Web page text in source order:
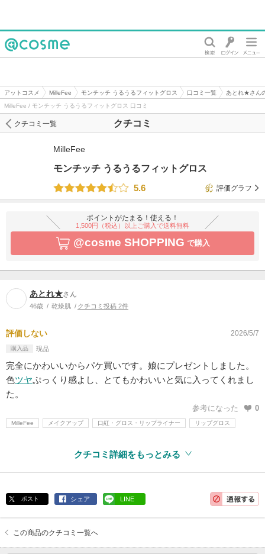
アットコスメ MilleFee モンチッチ うるうるフィットグロス 口コミ一覧
あとれ★さん
MilleFee / モンチッチ うるうるフィットグロス 口コミ
クチコミ
クチコミ一覧
MilleFee
モンチッチ うるうるフィットグロス
5.6
評価グラフ
ポイントがたまる！使える！
1,500円（税込）以上ご購入で送料無料
@cosme SHOPPING で購入
あとれ★さん
46歳 乾燥肌 クチコミ投稿 2件
評価しない 2026/5/7
購入品 現品
完全にかわいいからパケ買いです。娘にプレゼントしました。
色ツヤぷっくり感よし、とてもかわいいと気に入ってくれまし
た。
参考になった 0
MilleFee メイクアップ 口紅・グロス・リップライナー リップグロス
クチコミ詳細をもっとみる
ポスト シェア LINE
この商品のクチコミ一覧へ